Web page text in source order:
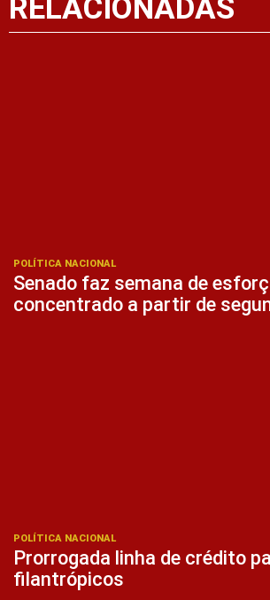
RELACIONADAS
POLÍTICA NACIONAL
Senado faz semana de
concentrado a partir de
POLÍTICA NACIONAL
Prorrogada linha de crédito
filantrópicos